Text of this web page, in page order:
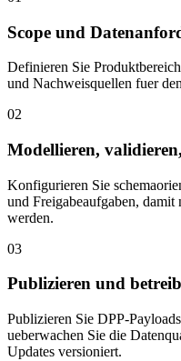
Scope und
Definieren Sie
und Nachweisquellen fuer
02
Modellieren,
Konfigurieren Sie
und Freigabeaufgaben,
werden.
03
Publizieren und
Publizieren Sie DPP-
ueberwachen Sie die
Updates versioniert.